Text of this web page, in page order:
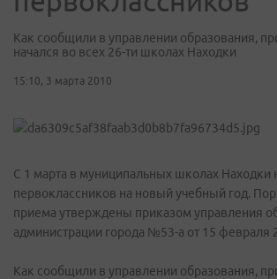
Как сообщили в управлении образования,
начался во всех 26-ти школах Находки
15:10, 3 марта 2010
С 1 марта в муниципальных школах Находки
первоклассников на новый учебный год.
приема утверждены приказом управления
администрации города №53-а от 15 февраля
Как сообщили в управлении образования,